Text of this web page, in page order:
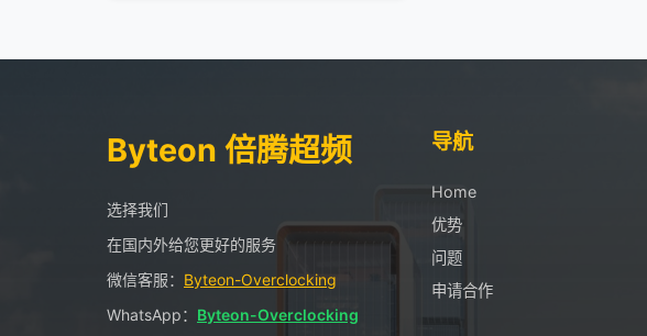
Byteon 倍腾超频
选择我们
在国内外给您更好的服务
微信客服： Byteon-Overclocking
WhatsApp： Byteon-Overclocking
导航
Home
优势
问题
申请合作